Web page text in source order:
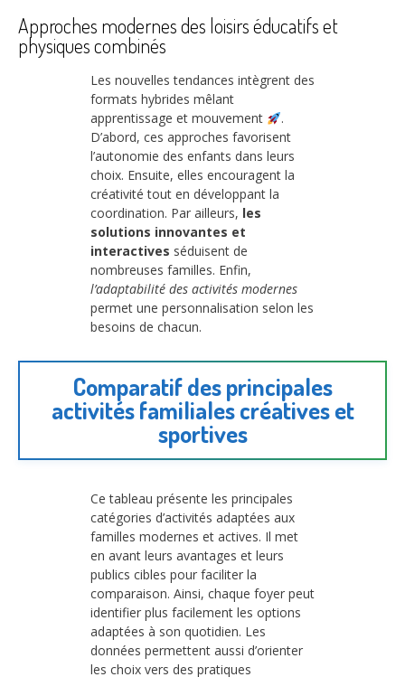
Approches modernes des loisirs éducatifs et
physiques combinés
Les nouvelles tendances intègrent des
formats hybrides mêlant
apprentissage et mouvement
.
D’abord, ces approches favorisent
l’autonomie des enfants dans leurs
choix. Ensuite, elles encouragent la
créativité tout en développant la
coordination. Par ailleurs, les
solutions innovantes et
interactives séduisent de
nombreuses familles. Enfin,
l’adaptabilité des activités modernes
permet une personnalisation selon les
besoins de chacun.
Comparatif des principales
activités familiales créatives et
sportives
Ce tableau présente les principales
catégories d’activités adaptées aux
familles modernes et actives. Il met
en avant leurs avantages et leurs
publics cibles pour faciliter la
comparaison. Ainsi, chaque foyer peut
identifier plus facilement les options
adaptées à son quotidien. Les
données permettent aussi d’orienter
les choix vers des pratiques